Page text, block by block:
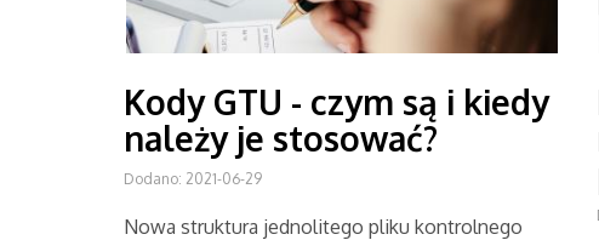
Kody GTU - czym są i kiedy
należy je stosować?
Dodano: 2021-06-29
Nowa struktura jednolitego pliku kontrolnego